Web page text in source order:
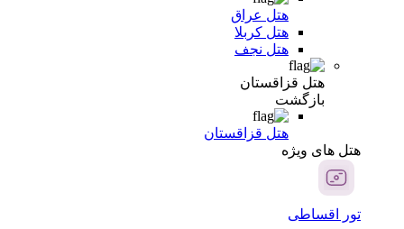
هتل عراق
هتل کربلا
هتل نجف
هتل قزاقستان
بازگشت
هتل قزاقستان
هتل های ویژه
تور اقساطی